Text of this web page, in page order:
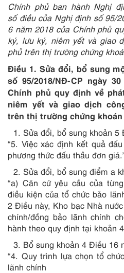
Chính phủ ban hành Nghị
số điều của Nghị định số 95/
6 năm 2018 của Chính phủ
ký, lưu ký, niêm yết và giao
phủ trên thị trường chứng
Điều 1. Sửa đổi, bổ sung
số 95/2018/NĐ-CP ngày
Chính phủ quy định về
niêm yết và giao dịch
trên thị trường chứng khoán
Sửa đổi, bổ sung khoản 5
“5. Việc xác định kết quả
phương thức đấu thầu đơn
Sửa đổi, bổ sung điểm a
“a) Căn cứ yêu cầu của
điều kiện của tổ chức bảo
2 Điều này, Kho bạc Nhà
chính/đồng bảo lãnh chính
hành theo quy định tại khoản
Bổ sung khoản 4 Điều 16
“4. Quy trình lựa chọn tổ
lãnh chính